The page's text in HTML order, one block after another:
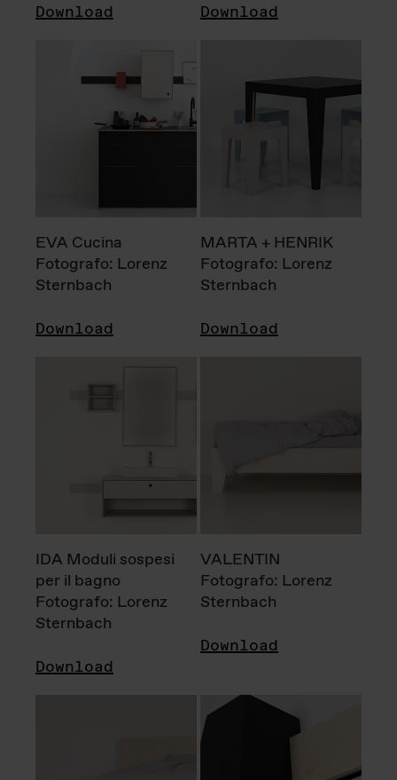
Download Download
EVA Cucina
Fotografo: Lorenz
Sternbach
Download
MARTA + HENRIK
Fotografo: Lorenz
Sternbach
Download
IDA Moduli sospesi
per il bagno
Fotografo: Lorenz
Sternbach
Download
VALENTIN
Fotografo: Lorenz
Sternbach
Download